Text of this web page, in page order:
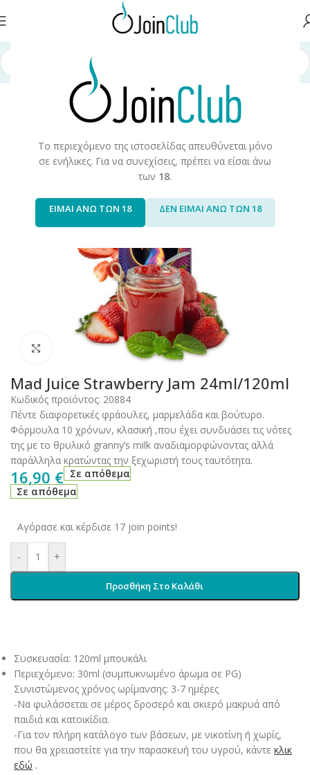
Το περιεχόμενο της ιστοσελίδας απευθύνεται μόνο
σε ενήλικες. Για να συνεχίσεις, πρέπει να είσαι άνω
των 18.
ΕΙΜΑΙ ΑΝΩ ΤΩΝ 18 ΔΕΝ ΕΙΜΑΙ ΑΝΩ ΤΩΝ 18
Υγρά Αναπλήρωσης/Long Fills
Click to enlarge
Mad Juice Strawberry Jam 24ml/120ml
Κωδικός προϊόντος: 20884
Πέντε διαφορετικές φράουλες, μαρμελάδα και βούτυρο.
Φόρμουλα 10 χρόνων, κλασική ,που έχει συνδυάσει τις νότες
της με το θρυλικό granny’s milk αναδιαμορφώνοντας αλλά
παράλληλα κρατώντας την ξεχωριστή τους ταυτότητα.
16,90 € Σε απόθεμα
Σε απόθεμα
Αγόρασε και κέρδισε 17 join points!
- +
Προσθήκη Στο Καλάθι
Συσκευασία: 120ml μπουκάλι
Περιεχόμενο: 30ml (συμπυκνωμένο άρωμα σε PG)
Συνιστώμενος χρόνος ωρίμανσης: 3-7 ημέρες
-Να φυλάσσεται σε μέρος δροσερό και σκιερό μακρυά από
παιδιά και κατοικίδια.
-Για τον πλήρη κατάλογο των βάσεων, με νικοτίνη ή χωρίς,
που θα χρειαστείτε για την παρασκευή του υγρού, κάντε κλικ
εδώ .